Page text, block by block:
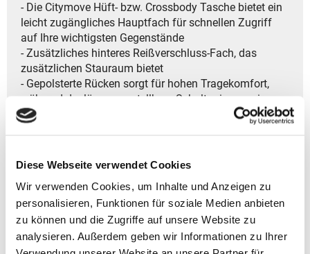
Diese Webseite verwendet Cookies
Wir verwenden Cookies, um Inhalte und Anzeigen zu
personalisieren, Funktionen für soziale Medien anbieten
zu können und die Zugriffe auf unsere Website zu
analysieren. Außerdem geben wir Informationen zu Ihrer
- Die Citymove Hüft- bzw. Crossbody Tasche bietet ein
leicht zugängliches Hauptfach für schnellen Zugriff
auf Ihre wichtigsten Gegenstände
- Zusätzliches hinteres Reißverschluss-Fach, das
zusätzlichen Stauraum bietet
- Gepolsterte Rücken sorgt für hohen Tragekomfort,
während der längenverstellbare Schulterriemen eine
individuelle Anpassung ermöglicht
- Die Tasche hat eine übersichtliche Innenaufteilung,
Diebstahlschutz, der Ihre Wertsachen sicher hält
Materialien hergestellt und bietet so eine
umweltfreundliche Lösung für Ihren Alltag und Reisen
- CityMove Crossbody ist Unisex und eignet sich für
alle